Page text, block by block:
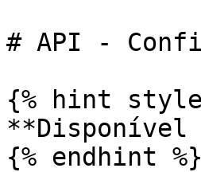
# API -
{% hint
{% endhint %}